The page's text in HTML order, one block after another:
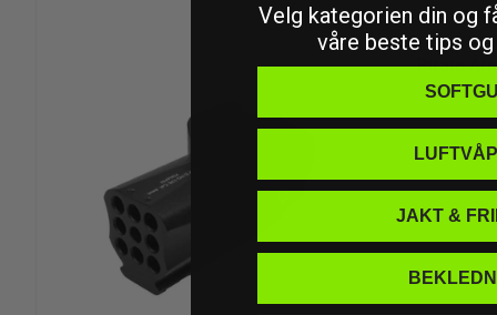
Pirate
Velg kategorien din og
våre beste tips
JAKT &